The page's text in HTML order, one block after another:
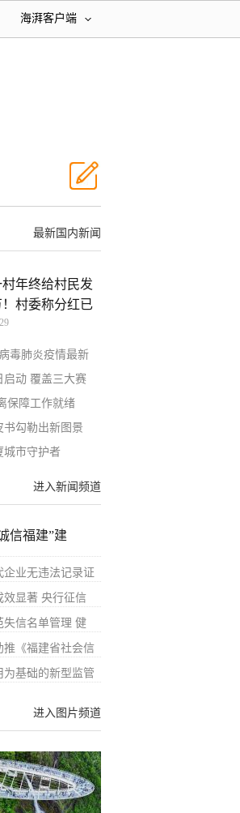
海湃客户端
最新国内新闻
年终给村民发
！村委称分红已
毒肺炎疫情最新
启动 覆盖三大赛
保障工作就绪
勾勒出新图景
城市守护者
进入新闻频道
信福建”建
业无违法记录证
效显著 央行征信
失信名单管理 健
推《福建省社会信
基础的新型监管
进入图片频道